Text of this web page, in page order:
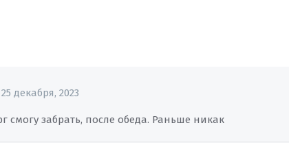
25 декабря, 2023
смогу забрать, после обеда. Раньше никак